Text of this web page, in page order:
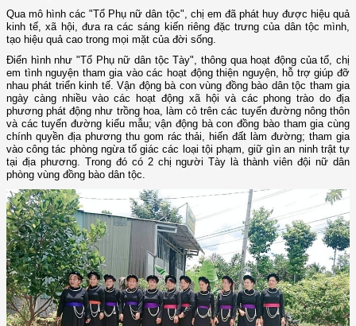
Qua mô hình các "Tổ Phụ nữ dân tộc", chị em đã phát huy được hiệu quả
kinh tế, xã hội, đưa ra các sáng kiến riêng đặc trưng của dân tộc mình,
tạo hiệu quả cao trong mọi mặt của đời sống.
Điển hình như "Tổ Phụ nữ dân tộc Tày", thông qua hoạt động của tổ, chị
em tình nguyện tham gia vào các hoạt động thiện nguyện, hỗ trợ giúp đỡ
nhau phát triển kinh tế. Vận động bà con vùng đồng bào dân tộc tham gia
ngày càng nhiều vào các hoạt động xã hội và các phong trào do địa
phương phát động như trồng hoa, làm cỏ trên các tuyến đường nông thôn
và các tuyến đường kiểu mẫu; vận động bà con đồng bào tham gia cùng
chính quyền địa phương thu gom rác thải, hiến đất làm đường; tham gia
vào công tác phòng ngừa tố giác các loại tội phạm, giữ gìn an ninh trật tự
tại địa phương. Trong đó có 2 chị người Tày là thành viên đội nữ dân
phòng vùng đồng bào dân tộc.